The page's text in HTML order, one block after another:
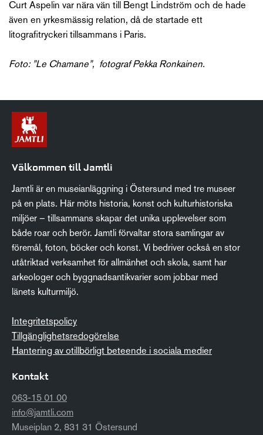
Curt Aspelin var nära vän till Bengt Lindström och de hade
även en yrkesmässig relation, då de startade ett
litografitryckeri tillsammans i Paris.
Foto: ”Le Chamane”, fotograf Pekka Ronkainen.
Välkommen till Jamtli
Jamtli är en museianläggning i Östersund med tre museer
på en plats. Här möts historia, konst och kulturhistoriska
miljöer – tillsammans skapar det unika upplevelser som
både roar och berör. Jamtli förvaltar stora samlingar av
föremål, foton, böcker och konst. Vi bedriver också en stor
utåtriktad verksamhet för allmänhet och skola, samt har
arkeologer och byggnadsantikvarier som jobbar med
länets kulturmiljö.
Integritetspolicy
Tillgänglighetsredogörelse
Hantering av otillbörligt beteende i sociala medier
Kontakt
063-15 01 00
info@jamtli.com
Museiplan 2, 831 31 Östersund